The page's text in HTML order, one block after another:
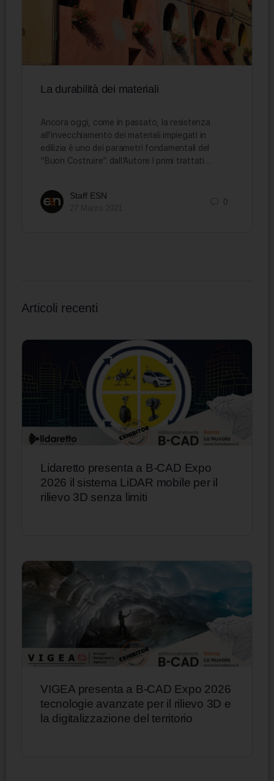
La durabilità dei materiali
Ancora oggi, come in passato, la resistenza
all’invecchiamento dei materiali impiegati in
edilizia è uno dei parametri fondamentali del
“Buon Costruire”. dall’Autore I primi trattati…
Staff ESN
0
Articoli recenti
Lidaretto presenta a B-CAD Expo
2026 il sistema LiDAR mobile per il
rilievo 3D senza limiti
VIGEA presenta a B-CAD Expo 2026
tecnologie avanzate per il rilievo 3D e
la digitalizzazione del territorio